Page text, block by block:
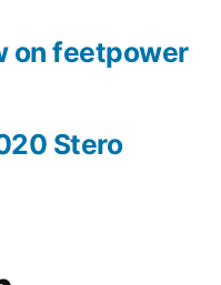
Stero
on feetpower